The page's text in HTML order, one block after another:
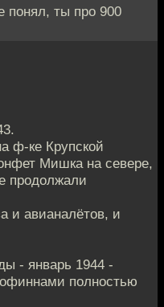
понял, ты про 900
ф-ке Крупской
Мишка на севере,
продолжали
и авианалётов, и
- январь 1944 -
полностью